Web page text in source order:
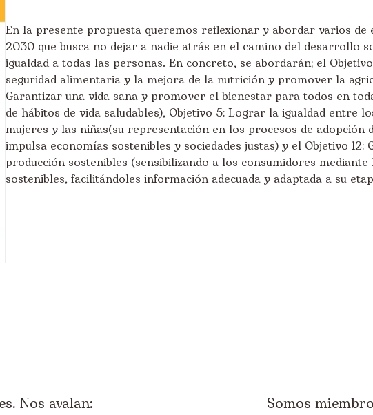
En la presente propuesta queremos reflexionar y abordar varios de
2030 que busca no dejar a nadie atrás en el camino del desarrollo
igualdad a todas las personas. En concreto, se abordarán; el
seguridad alimentaria y la mejora de la nutrición y promover la
Garantizar una vida sana y promover el bienestar para todos en
de hábitos de vida saludables), Objetivo 5: Lograr la igualdad entre
mujeres y las niñas(su representación en los procesos de adopción
impulsa economías sostenibles y sociedades justas) y el Objetivo
producción sostenibles (sensibilizando a los consumidores
sostenibles, facilitándoles información adecuada y adaptada a su
Nos avalan: Somos